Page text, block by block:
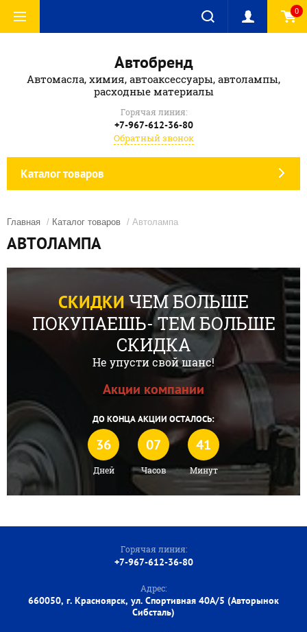
0
Автобренд
Автомасла, химия, автоаксессуары, автолампы,
расходные материалы
Горячая линия:
+7-967-612-36-80
Обратный звонок
Каталог товаров
Главная / Каталог товаров / Автолампа
АВТОЛАМПА
СКИДКИЧЕМ БОЛЬШЕ
ПОКУПАЕШЬ- ТЕМ БОЛЬШЕ
СКИДКА
Не упусти свой шанс!
Акции компании
ДО КОНЦА АКЦИИ ОСТАЛОСЬ:
36
Дней
07
Часов
41
Минут
Горячая линия:
+7-967-612-36-80
Адрес:
660050, г. Красноярск, ул. Спортивная 40А/5 (Авторынок
Сибсталь)